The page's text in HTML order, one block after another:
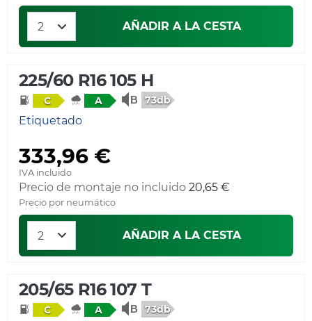
AÑADIR A LA CESTA
225/60 R16 105 H
C A 73db
Etiquetado
333,96 €
IVA incluido
Precio de montaje no incluido 20,65 €
Precio por neumático
AÑADIR A LA CESTA
205/65 R16 107 T
C A 73db